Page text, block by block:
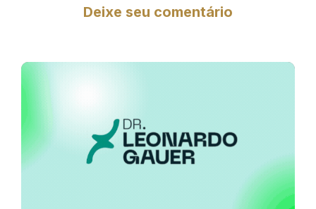
Deixe seu comentário